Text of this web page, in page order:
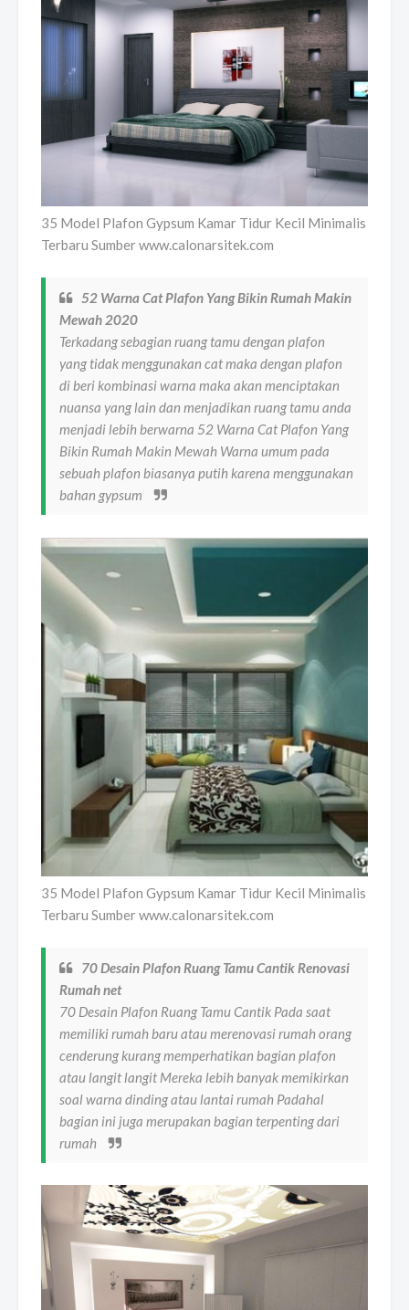
35 Model Plafon Gypsum Kamar Tidur Kecil Minimalis
Terbaru Sumber www.calonarsitek.com
52 Warna Cat Plafon Yang Bikin Rumah Makin
Mewah 2020
Terkadang sebagian ruang tamu dengan plafon
yang tidak menggunakan cat maka dengan plafon
di beri kombinasi warna maka akan menciptakan
nuansa yang lain dan menjadikan ruang tamu anda
menjadi lebih berwarna 52 Warna Cat Plafon Yang
Bikin Rumah Makin Mewah Warna umum pada
sebuah plafon biasanya putih karena menggunakan
bahan gypsum
35 Model Plafon Gypsum Kamar Tidur Kecil Minimalis
Terbaru Sumber www.calonarsitek.com
70 Desain Plafon Ruang Tamu Cantik Renovasi
Rumah net
70 Desain Plafon Ruang Tamu Cantik Pada saat
memiliki rumah baru atau merenovasi rumah orang
cenderung kurang memperhatikan bagian plafon
atau langit langit Mereka lebih banyak memikirkan
soal warna dinding atau lantai rumah Padahal
bagian ini juga merupakan bagian terpenting dari
rumah